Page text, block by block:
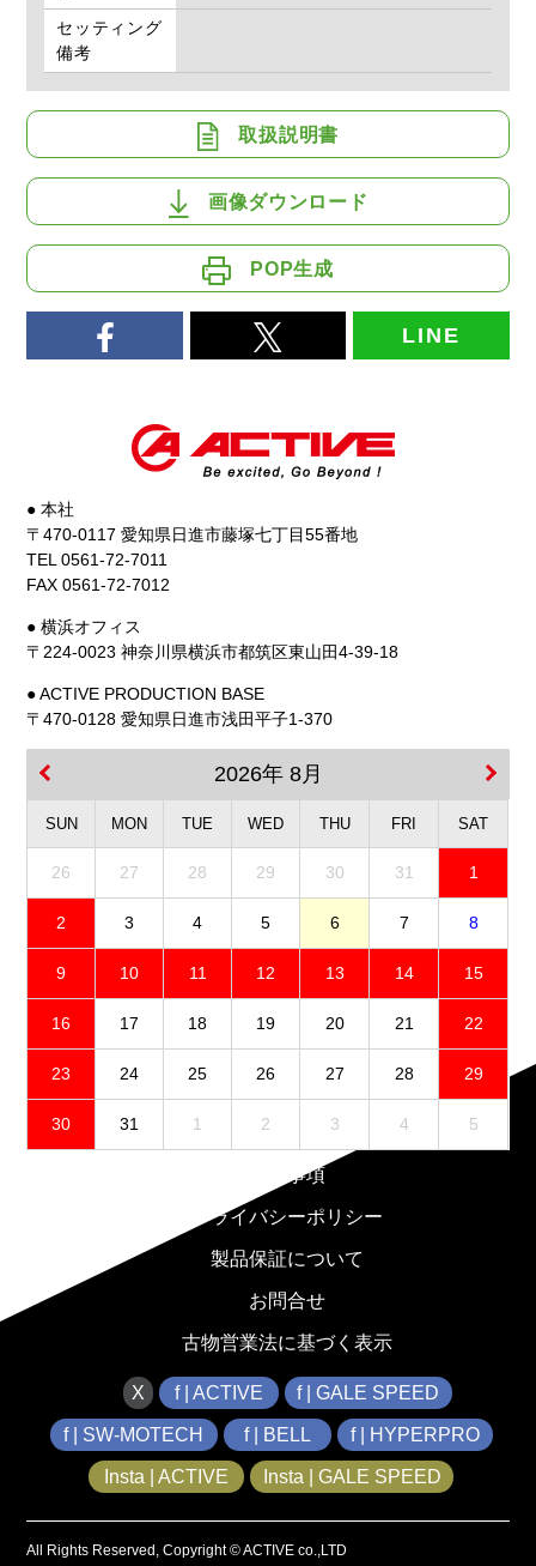
セッティング
備考
取扱説明書
画像ダウンロード
POP生成
LINE
● 本社
〒470-0117 愛知県日進市藤塚七丁目55番地
TEL 0561-72-7011
FAX 0561-72-7012
● 横浜オフィス
〒224-0023 神奈川県横浜市都筑区東山田4-39-18
● ACTIVE PRODUCTION BASE
〒470-0128 愛知県日進市浅田平子1-370
2026年 8月
SUN MON TUE WED THU FRI SAT
26 27 28 29 30 31 1
2 3 4 5 6 7 8
9 10 11 12 13 14 15
16 17 18 19 20 21 22
23 24 25 26 27 28 29
30 31 1 2 3 4 5
免責事項
プライバシーポリシー
製品保証について
お問合せ
古物営業法に基づく表示
X f | ACTIVE f | GALE SPEED
f | SW-MOTECH f | BELL f | HYPERPRO
Insta | ACTIVE Insta | GALE SPEED
All Rights Reserved, Copyright © ACTIVE co.,LTD